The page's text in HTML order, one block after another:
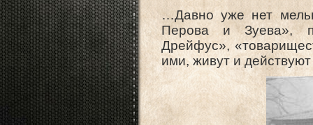
…Давно уже нет
Перова и Зуева»,
Дрейфус»,
ими, живут и